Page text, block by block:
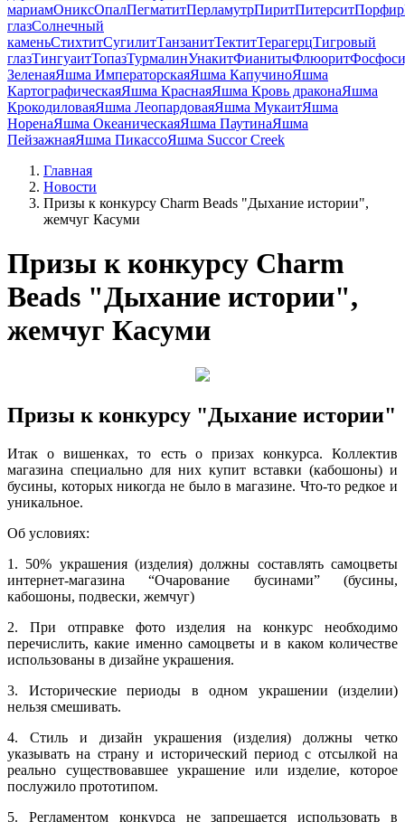
мариамОниксОпалПегматитПерламутрПиритПитерситПорфир
глазСолнечный
каменьСтихтитСугилитТанзанитТектитТерагерцТигровый
глазТингуаитТопазТурмалинУнакитФианитыФлюорит
ЗеленаяЯшма ИмператорскаяЯшма КапучиноЯшма
КартографическаяЯшма КраснаяЯшма Кровь драконаЯшма
КрокодиловаяЯшма ЛеопардоваяЯшма МукаитЯшма
НоренаЯшма ОкеаническаяЯшма ПаутинаЯшма
ПейзажнаяЯшма ПикассоЯшма Succor Creek
Главная
Новости
Призы к конкурсу Charm Beads "Дыхание истории",
жемчуг Касуми
Призы к конкурсу Charm
Beads "Дыхание истории",
жемчуг Касуми
Призы к конкурсу "Дыхание истории"
Итак о вишенках, то есть о призах конкурса. Коллектив
магазина специально для них купит вставки (кабошоны) и
бусины, которых никогда не было в магазине. Что-то редкое и
уникальное.
Об условиях:
1. 50% украшения (изделия) должны составлять самоцветы
интернет-магазина “Очарование бусинами” (бусины,
кабошоны, подвески, жемчуг)
2. При отправке фото изделия на конкурс необходимо
перечислить, какие именно самоцветы и в каком количестве
использованы в дизайне украшения.
3. Исторические периоды в одном украшении (изделии)
нельзя смешивать.
4. Стиль и дизайн украшения (изделия) должны четко
указывать на страну и исторический период с отсылкой на
реально существовавшее украшение или изделие, которое
послужило прототипом.
5. Регламентом конкурса не запрещается использовать в